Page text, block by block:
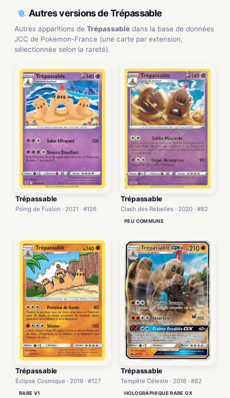
Autres versions de Trépassable
Autres apparitions de Trépassable dans la base de données
JCC de Pokemon-France (une carte par extension,
sélectionnée selon la rareté).
Trépassable
Poing de Fusion · 2021 · #126
Trépassable
Clash des Rebelles · 2020 · #82
PEU COMMUNE
Trépassable
Éclipse Cosmique · 2019 · #127
RARE V1
Trépassable
Tempête Céleste · 2018 · #82
HOLOGRAPHIQUE RARE GX